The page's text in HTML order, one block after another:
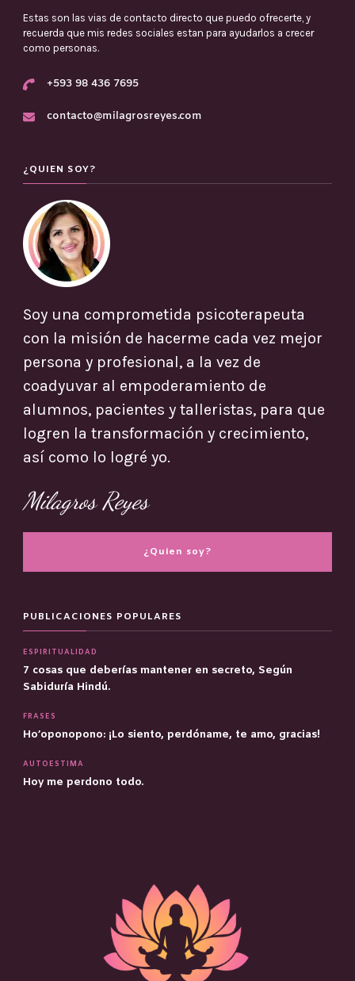
Estas son las vias de contacto directo que puedo ofrecerte, y
recuerda que mis redes sociales estan para ayudarlos a crecer
como personas.
+593 98 436 7695
contacto@milagrosreyes.com
¿QUIEN SOY?
Soy una comprometida psicoterapeuta
con la misión de hacerme cada vez mejor
persona y profesional, a la vez de
coadyuvar al empoderamiento de
alumnos, pacientes y talleristas, para que
logren la transformación y crecimiento,
así como lo logré yo.
Milagros Reyes
¿Quien soy?
PUBLICACIONES POPULARES
ESPIRITUALIDAD
7 cosas que deberías mantener en secreto, Según
Sabiduría Hindú.
FRASES
Ho’oponopono: ¡Lo siento, perdóname, te amo, gracias!
AUTOESTIMA
Hoy me perdono todo.